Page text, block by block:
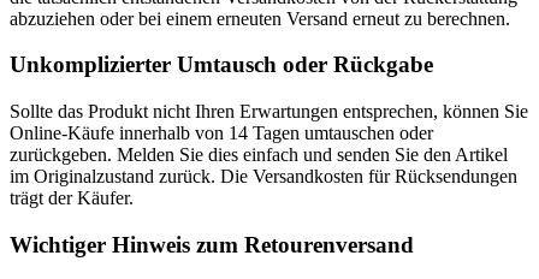
abzuziehen oder bei einem erneuten Versand erneut zu berechnen.
Unkomplizierter Umtausch oder Rückgabe
Sollte das Produkt nicht Ihren Erwartungen entsprechen, können Sie
Online-Käufe innerhalb von 14 Tagen umtauschen oder
zurückgeben. Melden Sie dies einfach und senden Sie den Artikel
im Originalzustand zurück. Die Versandkosten für Rücksendungen
trägt der Käufer.
Wichtiger Hinweis zum Retourenversand